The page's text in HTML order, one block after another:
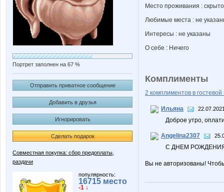
Портрет заполнен на 67 %
Отправить приватное сообщение
Добавить в друзья
Игнорировать
Сделать подарок
Совместная покупка: сбор предоплаты,
раздачи
популярность:
16715 место
-1 ↓
Место проживания : скрыто
Любимые места : не
Интересы : не указаны
О себе : Ничего
Комплименты
2 комплиментов в гостевой
Ильяна
Доброе утро,
Angelina2307
С ДНЕМ
Вы не авторизованы!